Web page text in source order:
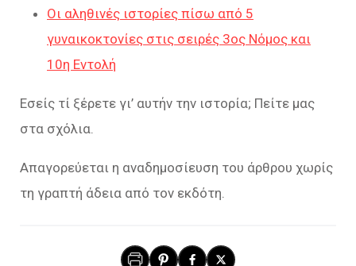
Οι αληθινές ιστορίες πίσω από 5
γυναικοκτονίες στις σειρές 3ος Νόμος και
10η Εντολή
Εσείς τί ξέρετε γι’ αυτήν την ιστορία; Πείτε μας
στα σχόλια.
Απαγορεύεται η αναδημοσίευση του άρθρου χωρίς
τη γραπτή άδεια από τον εκδότη.